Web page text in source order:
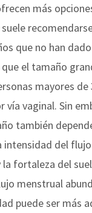
más
que no han
el tamaño
mayores de
vía vaginal. Sin
también
del
fortaleza del
menstrual
puede ser más